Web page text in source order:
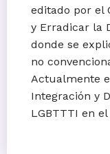
editado por el
y Erradicar la
donde se
no
Actualmente
Integración y
LGBTTTI en